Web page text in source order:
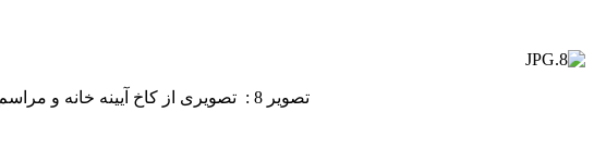
تصویر 8 : تصویری از کاخ آیینه خانه و مراسم پیرامون آن . کاخی تاریخی از دوران صفوی که به دستور ظل السلطان تخریب شد .